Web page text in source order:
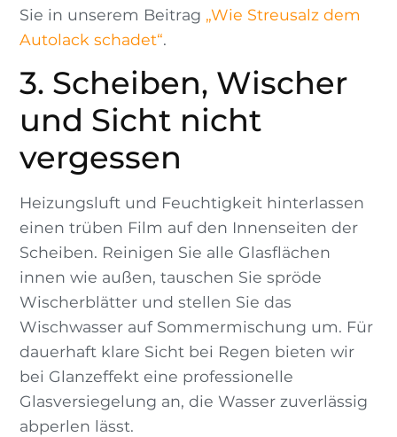
Sie in unserem Beitrag „Wie Streusalz dem
Autolack schadet“.
3. Scheiben, Wischer
und Sicht nicht
vergessen
Heizungsluft und Feuchtigkeit hinterlassen
einen trüben Film auf den Innenseiten der
Scheiben. Reinigen Sie alle Glasflächen
innen wie außen, tauschen Sie spröde
Wischerblätter und stellen Sie das
Wischwasser auf Sommermischung um. Für
dauerhaft klare Sicht bei Regen bieten wir
bei Glanzeffekt eine professionelle
Glasversiegelung an, die Wasser zuverlässig
abperlen lässt.